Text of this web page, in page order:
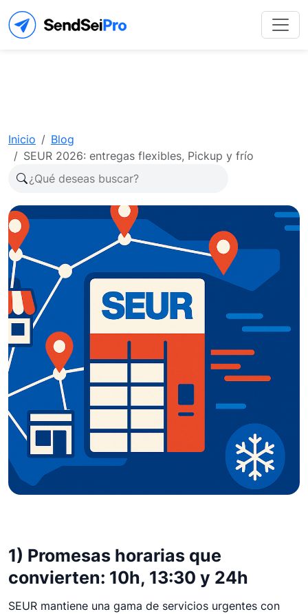
Inicio
Blog
SEUR 2026: entregas flexibles, Pickup y frío
SEUR 2026: entregas
flexibles, Pickup y frío
SEUR combina franjas horarias, puntos Pickup y frío
certificado para dar más control al cliente, reducir
1) Promesas horarias que
convierten: 10h, 13:30 y 24h
SEUR mantiene una gama de servicios urgentes con